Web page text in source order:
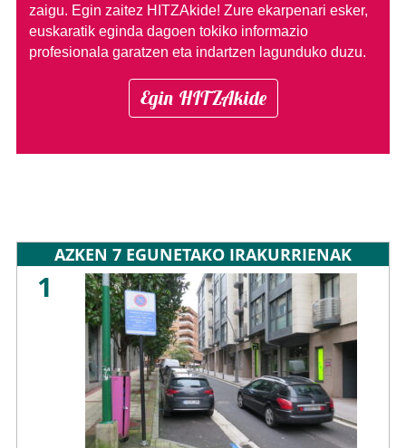
zaigu. Egin zaitez HITZAkide! Zure ekarpenari esker,
euskaratik eginda dagoen tokiko informazio
profesionala garatzen eta indartzen lagunduko duzu.
Egin HITZAkide
AZKEN 7 EGUNETAKO IRAKURRIENAK
1